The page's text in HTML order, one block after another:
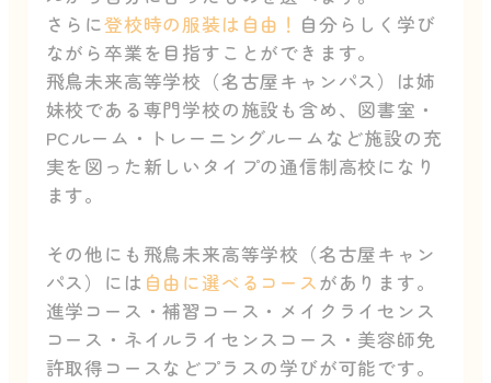
さらに登校時の服装は自由！ 自分らしく学び
ながら卒業を目指すことができます。
飛鳥未来高等学校（名古屋キャンパス）は姉
妹校である専門学校の施設も含め、図書室・
PCルーム・トレーニングルームなど施設の充
実を図った新しいタイプの通信制高校になり
ます。
その他にも飛鳥未来高等学校（名古屋キャン
パス）には 自由に選べるコースがあります。
進学コース・補習コース・メイクライセンス
コース・ネイルライセンスコース・美容師免
許取得コースなどプラスの学びが可能です。